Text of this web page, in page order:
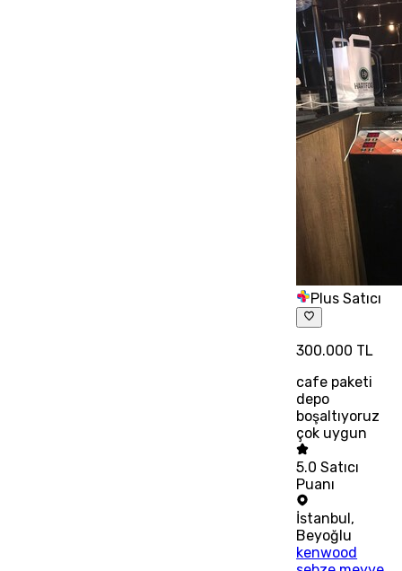
Plus Satıcı
300.000 TL
cafe paketi
depo
boşaltıyoruz
çok uygun
5.0 Satıcı
Puanı
İstanbul,
Beyoğlu
kenwood